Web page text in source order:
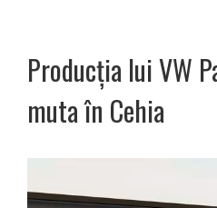
Producția lui VW
muta în Cehia